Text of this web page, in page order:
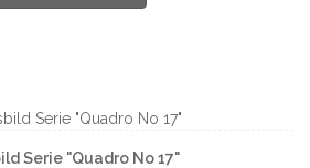
Serie "Quadro No 17"